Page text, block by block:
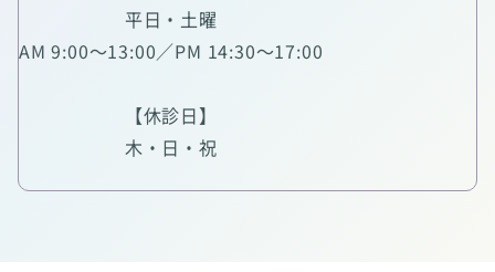
平日・土曜
AM 9:00～13:00／PM 14:30～17:00
【休診日】
木・日・祝